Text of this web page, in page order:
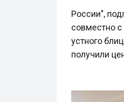
России",
совместно с
устного
получили